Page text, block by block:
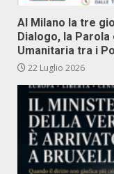
Al Milano la tre
Dialogo, la
Umanitaria tra i
22 Luglio 2026